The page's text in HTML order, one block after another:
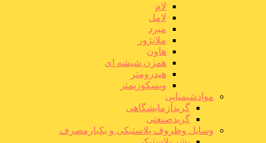
لام
لامل
مبرد
ملانژور
هاون
همزن شیشه ای
هیدرومتر
ویسکوزیمتر
موادشیمیایی
گریدآزمایشگاهی
گریدصنعتی
وسایل وظروف پلاستیکی و یکبارمصرف